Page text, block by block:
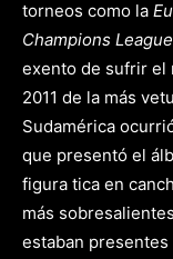
torneos como la
Champions League
exento de sufrir el
2011 de la más
Sudamérica
que presentó el
figura tica en
más
estaban